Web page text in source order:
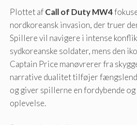
Plottet afCall of Duty MW4
nordkoreansk invasion, der truer
Spillere vil navigere i intense
sydkoreanske soldater, mens den
Captain Price manøvrerer fra
narrative dualitet tilføjer
og giver spillerne en fordybende
oplevelse.